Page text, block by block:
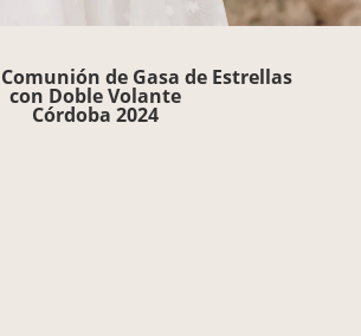
de Gasa de Estrellas
con Doble Volante
Córdoba 2024